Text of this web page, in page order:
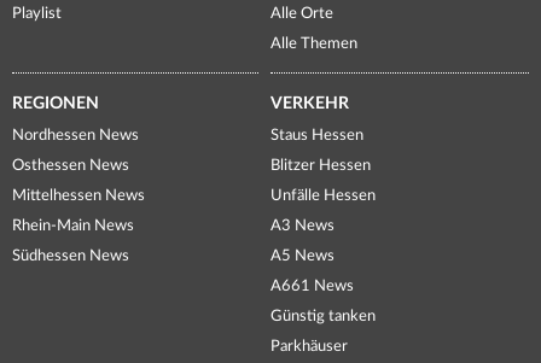
Playlist
Alle Orte
Alle Themen
REGIONEN
Nordhessen News
Osthessen News
Mittelhessen News
Rhein-Main News
Südhessen News
VERKEHR
Staus Hessen
Blitzer Hessen
Unfälle Hessen
A3 News
A5 News
A661 News
Günstig tanken
Parkhäuser